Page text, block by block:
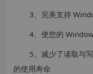
3、完美支持
4、使您的
5、减少了读取与
的使用寿命